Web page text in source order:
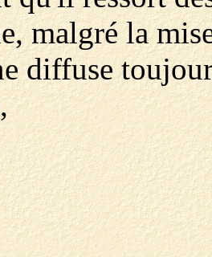
malgré la
diffuse